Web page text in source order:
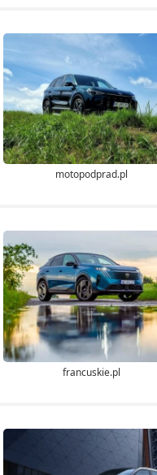
motopodprad.pl
francuskie.pl